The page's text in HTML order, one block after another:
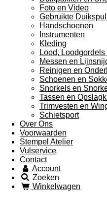
Foto en Video
Gebruikte
Handschoenen
Instrumenten
Kleding
Lood,
Messen en
Reinigen en
Schoenen en
Snorkels en
Tassen en
Trimvesten en
Schietsport
Over Ons
Voorwaarden
Stempel Atelier
Vulservice
Contact
Account
Zoeken
Winkelwagen